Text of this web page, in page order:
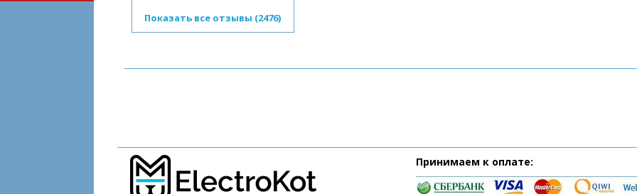
Показать все отзывы (2476)
Принимаем к оплате: